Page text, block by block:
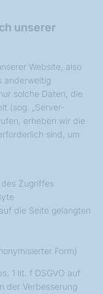
unserer
Website, also
anderweitig
solche Daten, die
(sog. „Server-
erheben wir die
sind, um
Zugriffes
die Seite gelangten
Form)
1 lit. f DSGVO auf
der Verbesserung